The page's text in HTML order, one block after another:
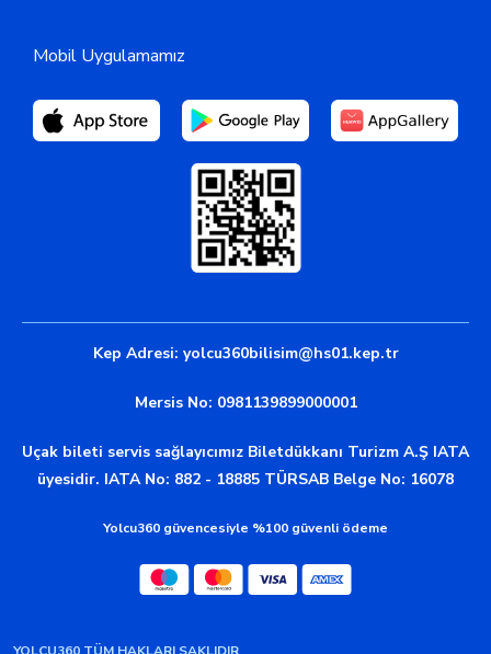
Mobil Uygulamamız
Kep Adresi: yolcu360bilisim@hs01.kep.tr
Mersis No: 0981139899000001
Uçak bileti servis sağlayıcımız Biletdükkanı Turizm A.Ş IATA
üyesidir. IATA No: 882 - 18885 TÜRSAB Belge No: 16078
Yolcu360 güvencesiyle %100 güvenli ödeme